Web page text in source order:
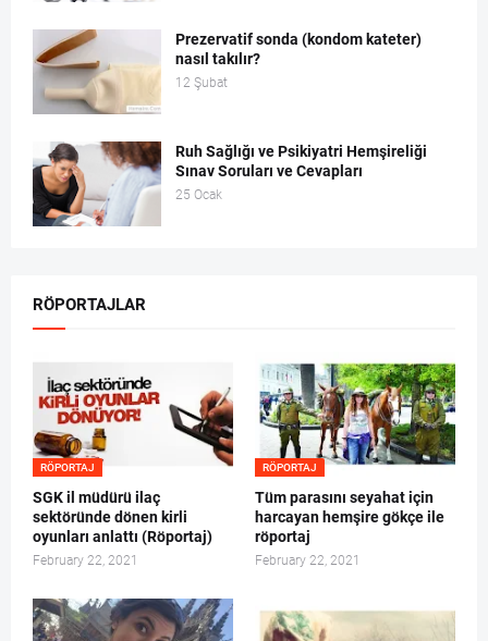
Prezervatif sonda (kondom kateter)
nasıl takılır?
12 Şubat
Ruh Sağlığı ve Psikiyatri Hemşireliği
Sınav Soruları ve Cevapları
25 Ocak
RÖPORTAJLAR
RÖPORTAJ
SGK il müdürü ilaç
sektöründe dönen kirli
oyunları anlattı (Röportaj)
February 22, 2021
RÖPORTAJ
Tüm parasını seyahat için
harcayan hemşire gökçe ile
röportaj
February 22, 2021